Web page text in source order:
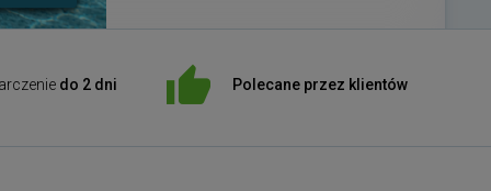
do 2 dni Polecane przez klientów